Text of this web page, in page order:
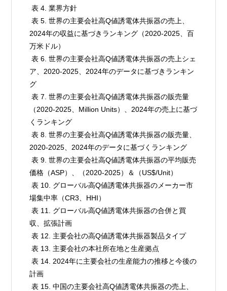
表 4. 業界方針
表 5. 世界の主要会社高Q値誘電体共振器の売上、
2024年の収益に基づきランキング（2020-2025、百
万米ドル）
表 6. 世界の主要会社高Q値誘電体共振器の売上シェ
ア、2020-2025、2024年のデータに基づきランキン
グ
表 7. 世界の主要会社高Q値誘電体共振器の販売量
（2020-2025、Million Units）、2024年の売上に基づ
くランキング
表 8. 世界の主要会社高Q値誘電体共振器の販売量、
2020-2025、2024年のデータに基づくランキング
表 9. 世界の主要会社高Q値誘電体共振器の平均販売
価格（ASP）、（2020-2025）＆（US$/Unit）
表 10. グローバル高Q値誘電体共振器のメーカー市
場集中率（CR3、HHI）
表 11. グローバル高Q値誘電体共振器の合併と買
収、拡張計画
表 12. 主要会社の高Q値誘電体共振器製品タイプ
表 13. 主要会社の本社所在地と生産拠点
表 14. 2024年に主要会社の生産能力の推移と今後の
計画
表 15. 中国の主要会社高Q値誘電体共振器の売上、